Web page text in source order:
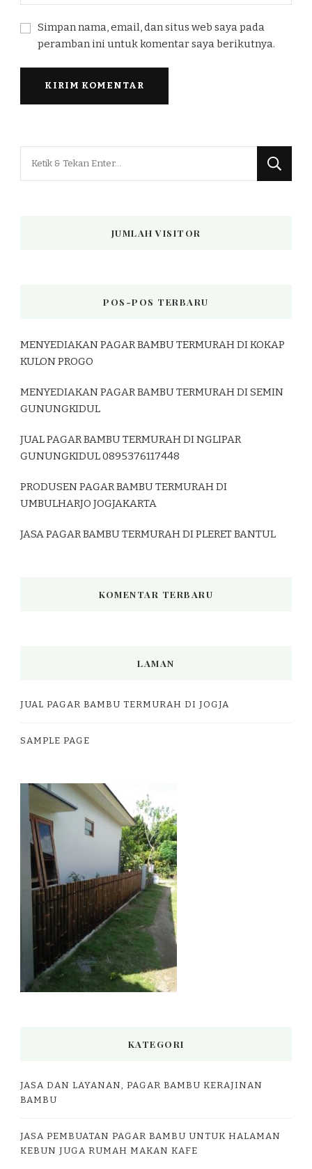
Simpan nama, email, dan situs web saya pada
peramban ini untuk komentar saya berikutnya.
JUMLAH VISITOR
POS-POS TERBARU
MENYEDIAKAN PAGAR BAMBU TERMURAH DI KOKAP
KULON PROGO
MENYEDIAKAN PAGAR BAMBU TERMURAH DI SEMIN
GUNUNGKIDUL
JUAL PAGAR BAMBU TERMURAH DI NGLIPAR
GUNUNGKIDUL 0895376117448
PRODUSEN PAGAR BAMBU TERMURAH DI
UMBULHARJO JOGJAKARTA
JASA PAGAR BAMBU TERMURAH DI PLERET BANTUL
KOMENTAR TERBARU
LAMAN
JUAL PAGAR BAMBU TERMURAH DI JOGJA
SAMPLE PAGE
KATEGORI
JASA DAN LAYANAN, PAGAR BAMBU KERAJINAN
BAMBU
JASA PEMBUATAN PAGAR BAMBU UNTUK HALAMAN
KEBUN JUGA RUMAH MAKAN KAFE